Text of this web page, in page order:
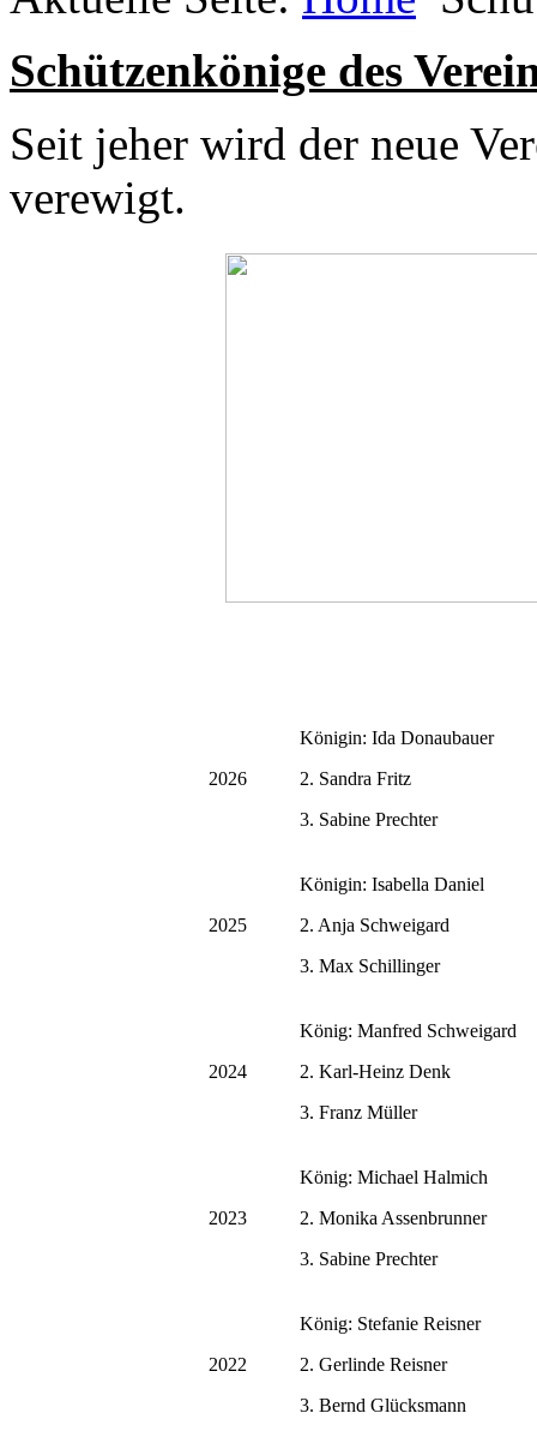
Schützenkönige des
Seit jeher wird der neue
verewigt.
2026
Königin: Ida Donaubauer
2. Sandra Fritz
3. Sabine Prechter
2025
Königin: Isabella Daniel
2. Anja Schweigard
3. Max Schillinger
2024
König: Manfred Schweigard
2. Karl-Heinz Denk
3. Franz Müller
2023
König: Michael Halmich
2. Monika Assenbrunner
3. Sabine Prechter
2022
König: Stefanie Reisner
2. Gerlinde Reisner
3. Bernd Glücksmann